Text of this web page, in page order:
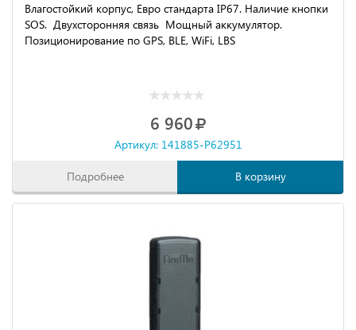
Влагостойкий корпус, Евро стандарта IP67. Наличие кнопки
SOS. Двухсторонняя связь Мощный аккумулятор.
Позиционирование по GPS, BLE, WiFi, LBS
6 960
Артикул: 141885-P62951
Подробнее В корзину